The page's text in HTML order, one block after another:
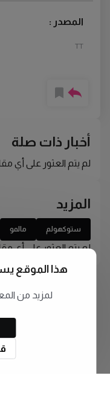
المصدر :
TT
أخبار ذات صلة
لم يتم العثور على أي
المزيد
ستوكهولم مالمو
لم يتم العثور على أي
هذا الموقع
لمزيد من